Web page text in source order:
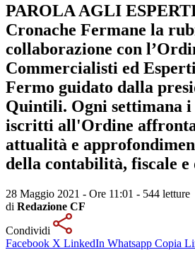
PAROLA AGLI
Cronache Fermane la
collaborazione con
Commercialisti ed
Fermo guidato dalla
Quintili. Ogni settimana i
iscritti all'Ordine
attualità e
della contabilità, fiscale e
28 Maggio 2021 - Ore 11:01 - 544 letture
di Redazione CF
Condividi
Facebook X LinkedIn Whatsapp Copia